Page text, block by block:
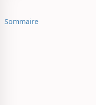
Sommaire